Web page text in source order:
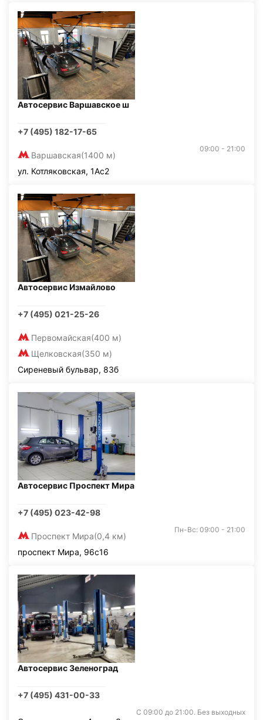
Автосервис Варшавское ш
+7 (495) 182-17-65
Варшавская(1400 м)
09:00 - 21:00
ул. Котляковская, 1Ас2
Автосервис Измайлово
+7 (495) 021-25-26
Первомайская(400 м)
Щелковская(350 м)
Сиреневый бульвар, 83б
Автосервис Проспект Мира
+7 (495) 023-42-98
Проспект Мира(0,4 км)
Пн-Вс: 09:00 - 21:00
проспект Мира, 96с16
Автосервис Зеленоград
+7 (495) 431-00-33
С 09:00 до 21:00. Без выходных